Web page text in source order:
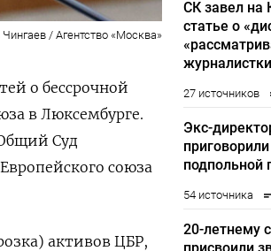
/ Агентство «Москва»
о бессрочной
в Люксембурге.
Суд
союза
активов ​ЦБР,